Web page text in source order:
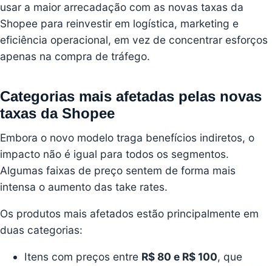
usar a maior arrecadação com as novas taxas da
Shopee para reinvestir em logística, marketing e
eficiência operacional, em vez de concentrar esforços
apenas na compra de tráfego.
Categorias mais afetadas pelas novas
taxas da Shopee
Embora o novo modelo traga benefícios indiretos, o
impacto não é igual para todos os segmentos.
Algumas faixas de preço sentem de forma mais
intensa o aumento das take rates.
Os produtos mais afetados estão principalmente em
duas categorias:
Itens com preços entre R$ 80 e R$ 100, que